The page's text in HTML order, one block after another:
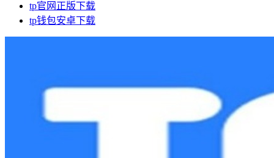
tp官网正版下载
tp钱包安卓下载